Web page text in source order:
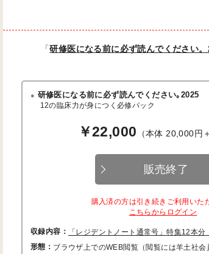
「研修医になる前に必ず読んでください
研修医になる前に必ず読んでください｡2025
12の臨床力が身につく必修パック
￥22,000 （本体 20,000円
販売終了
購入済の方は引き続きご利用いた
こちらからログイン
収録内容：
「レジデントノート通常号」特集12本分
形態： ブラウザ上でのWEB閲覧（閲覧には羊土社会